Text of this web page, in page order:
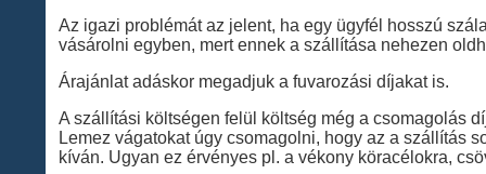
Az igazi problémát az jelent, ha egy ügyfél hosszú
vásárolni egyben, mert ennek a szállítása nehezen
Árajánlat adáskor megadjuk a fuvarozási díjakat is.
A szállítási költségen felül költség még a csomagolás
Lemez vágatokat úgy csomagolni, hogy az a szállítás
kíván. Ugyan ez érvényes pl. a vékony köracélokra,